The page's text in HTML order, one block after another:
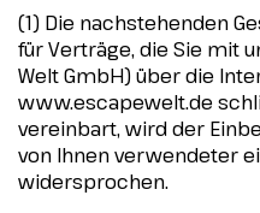
(1) Die nachstehenden
für Verträge, die Sie mit
Welt GmbH) über die
www.escapewelt.de
vereinbart, wird der
von Ihnen verwendeter
widersprochen.